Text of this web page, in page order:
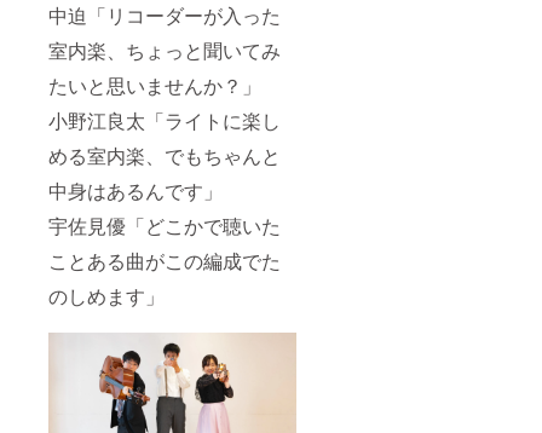
中迫「リコーダーが入った
室内楽、ちょっと聞いてみ
たいと思いませんか？」
小野江良太「ライトに楽し
める室内楽、でもちゃんと
中身はあるんです」
宇佐見優「どこかで聴いた
ことある曲がこの編成でた
のしめます」